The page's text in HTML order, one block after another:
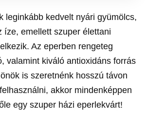
leginkább kedvelt nyári gyümölcs,
íze, emellett szuper élettani
Az eperben rengeteg
valamint kiváló antioxidáns forrás
is szeretnénk hosszú távon
akkor mindenképpen
egy szuper házi eperlekvárt!